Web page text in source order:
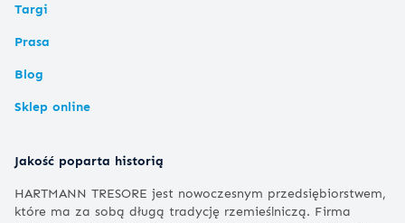
Targi
Prasa
Blog
Sklep online
Jakość poparta historią
HARTMANN TRESORE jest nowoczesnym przedsiębiorstwem,
które ma za sobą długą tradycję rzemieślniczą. Firma